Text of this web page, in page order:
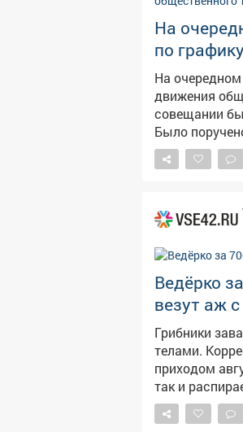
последующая
На
по
На
движения
совещании
Было
сделать максимально
вопросы
Ведёрко
везут аж
Грибники
телами.
приходом
так и
тихой охоты
только и